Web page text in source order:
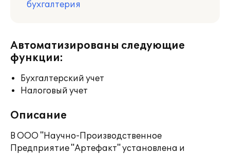
бухгалтерия
Автоматизированы следующие
функции:
Бухгалтерский учет
Налоговый учет
Описание
В ООО "Научно-Производственное
Предприятие "Артефакт" установлена и